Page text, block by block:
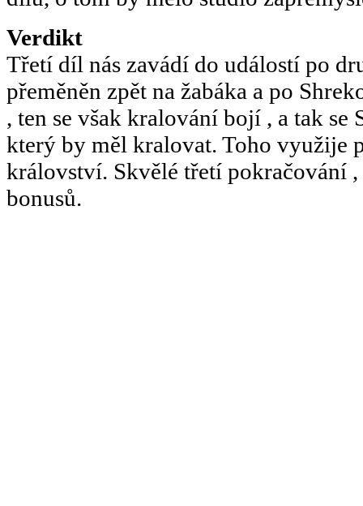
Verdikt
Třetí díl nás zavádí do událostí po
přeměněn zpět na žabáka a po
, ten se však kralování bojí , a tak se
který by měl kralovat. Toho využije
království. Skvělé třetí pokračování ,
bonusů.